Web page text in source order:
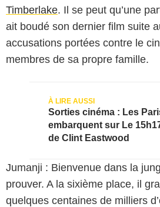
Timberlake. Il se peut qu’une
ait boudé son dernier film suite
accusations portées contre le
membres de sa propre famille.
Sorties cinéma : Les
embarquent sur Le
de Clint Eastwood
Jumanji : Bienvenue dans la
prouver. A la sixième place, il
quelques centaines de milliers